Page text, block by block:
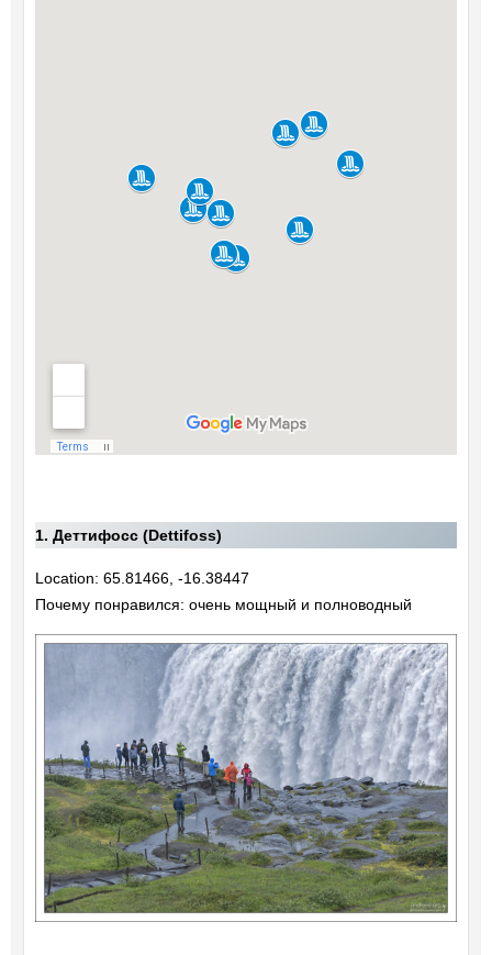
1. Деттифосс (Dettifoss)
Location: 65.81466, -16.38447
Почему понравился: очень мощный и полноводный